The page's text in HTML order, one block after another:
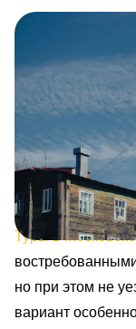
Туры в
востребованными
но при этом не
вариант